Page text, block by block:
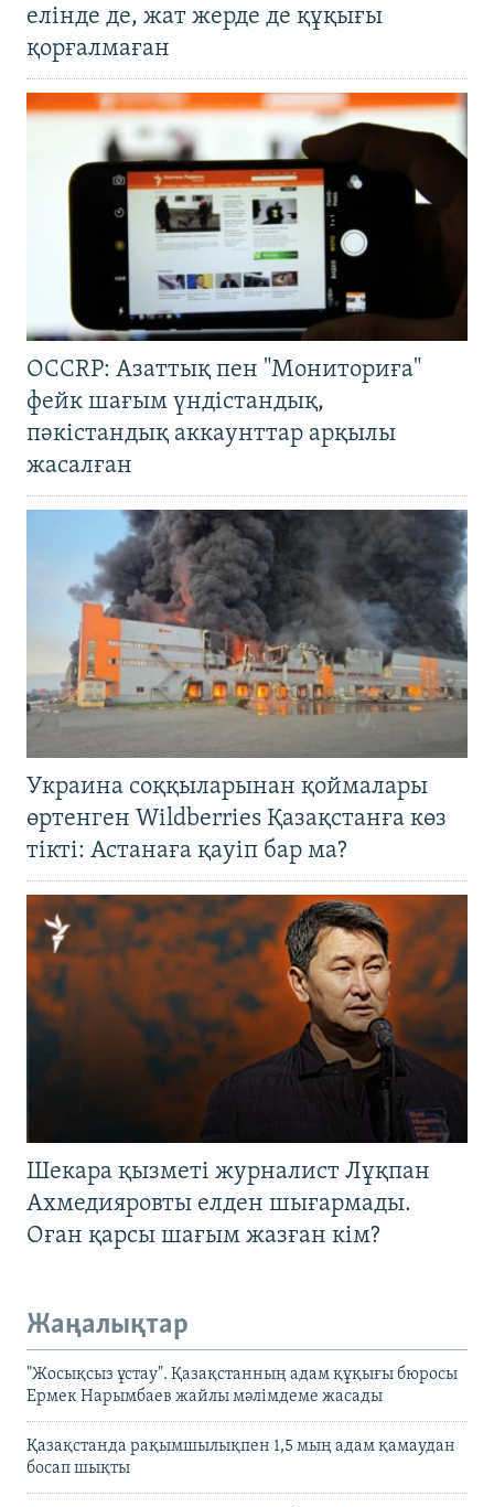
елінде де, жат жерде де құқығы
қорғалмаған
OCCRP: Азаттық пен "Мониториға"
фейк шағым үндістандық,
пәкістандық аккаунттар арқылы
жасалған
Украина соққыларынан қоймалары
өртенген Wildberries Қазақстанға көз
тікті: Астанаға қауіп бар ма?
Шекара қызметі журналист Лұқпан
Ахмедияровты елден шығармады.
Оған қарсы шағым жазған кім?
Жаңалықтар
"Жосықсыз ұстау". Қазақстанның адам құқығы бюросы
Ермек Нарымбаев жайлы мәлімдеме жасады
Қазақстанда рақымшылықпен 1,5 мың адам қамаудан
босап шықты